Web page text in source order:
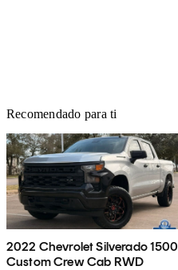
Recomendado para ti
2022 Chevrolet Silverado 1500
Custom Crew Cab RWD